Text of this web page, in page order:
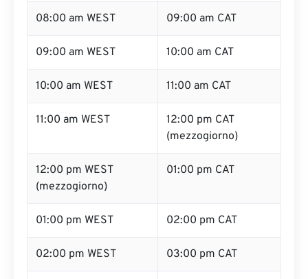
08:00 am WEST 09:00 am CAT
09:00 am WEST 10:00 am CAT
10:00 am WEST 11:00 am CAT
11:00 am WEST
12:00 pm CAT
(mezzogiorno)
12:00 pm WEST
(mezzogiorno)
01:00 pm CAT
01:00 pm WEST 02:00 pm CAT
02:00 pm WEST 03:00 pm CAT